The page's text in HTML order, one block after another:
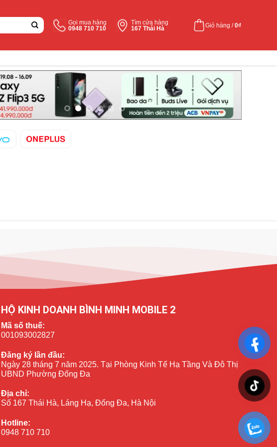
Gọi mua hàng
0948 710 710
Tìm cửa hàng
167 Thái Hà
Giỏ hàng /0₫
HỘ KINH DOANH BÌNH MINH MOBILE 2
Mã số thuế:
001093002827
Đăng ký lần đầu:
Ngày 28 tháng 7 năm 2025. Tại Phòng Kinh Tế Hạ Tầng Và Đô Thị
UBND Phường Đống Đa
Địa chỉ:
Số 167 Thái Hà, Láng Hạ, Đống Đa, Hà Nội
Hotline:
0948 710 710